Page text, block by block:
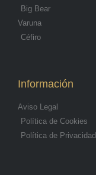
Big Bear
Varuna
Céfiro
Información
Aviso Legal
Política de Cookies
Política de Privacidad